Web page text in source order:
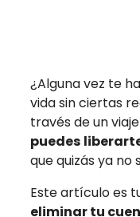
¿Alguna vez te
vida sin ciertas
través de un
puedes
que quizás ya no
Este artículo es
eliminar tu